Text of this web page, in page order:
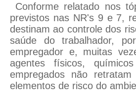
Conforme relatado nos
previstos nas NR's 9 e 7,
destinam ao controle dos
saúde do trabalhador,
empregador e, muitas
agentes físicos,
empregados não
elementos de risco do